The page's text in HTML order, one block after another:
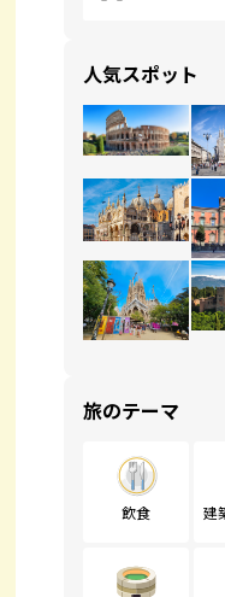
人気スポット
旅のテーマ
飲食 建